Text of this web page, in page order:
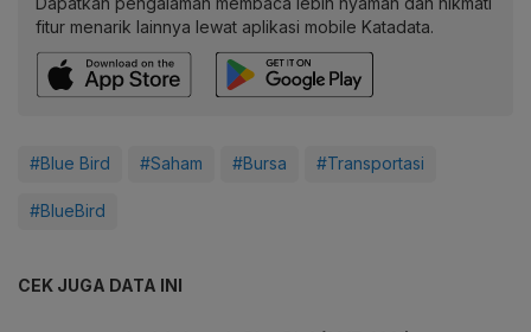
fitur menarik lainnya lewat aplikasi mobile Katadata.
#Blue Bird #Saham #Bursa #Transportasi
#BlueBird
CEK JUGA DATA INI